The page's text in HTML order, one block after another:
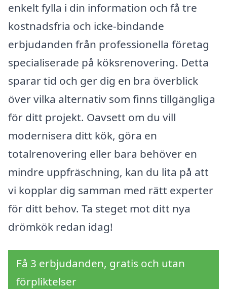
enkelt fylla i din information och få tre
kostnadsfria och icke-bindande
erbjudanden från professionella företag
specialiserade på köksrenovering. Detta
sparar tid och ger dig en bra överblick
över vilka alternativ som finns tillgängliga
för ditt projekt. Oavsett om du vill
modernisera ditt kök, göra en
totalrenovering eller bara behöver en
mindre uppfräschning, kan du lita på att
vi kopplar dig samman med rätt experter
för ditt behov. Ta steget mot ditt nya
drömkök redan idag!
Få 3 erbjudanden, gratis och utan
förpliktelser